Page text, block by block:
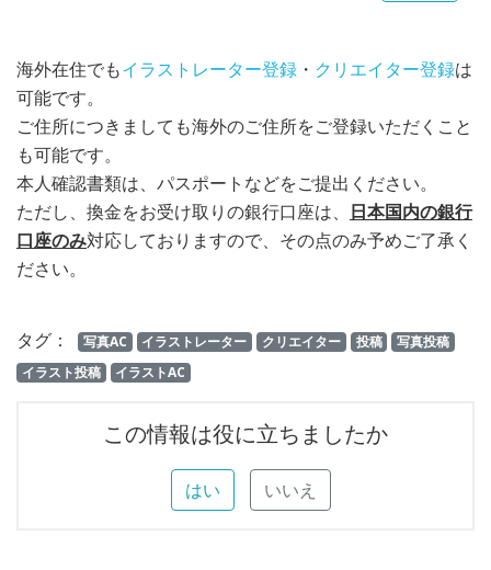
​海外在住でもイラストレーター登録 ・ クリエイター登録は
可能です。
ご住所につきましても海外のご住所をご登録いただくこと
も可能です。
本人確認書類は、パスポートなどをご提出ください。
ただし、換金をお受け取りの銀行口座は、 日本国内の銀行
口座のみ対応しておりますので、その点のみ予めご了承く
ださい。
タグ： 写真AC イラストレーター クリエイター 投稿
写真投稿
イラスト投稿
イラストAC
この情報は役に立ちましたか
はい いいえ